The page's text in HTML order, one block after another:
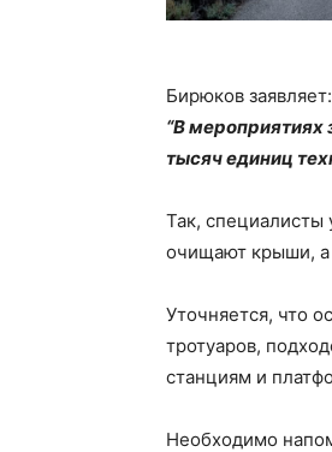
Бирюков заявляет:
“В мероприятиях
тысяч единиц
Так, специалисты
очищают крыши, а
Уточняется, что
тротуаров,
станциям и
Необходимо